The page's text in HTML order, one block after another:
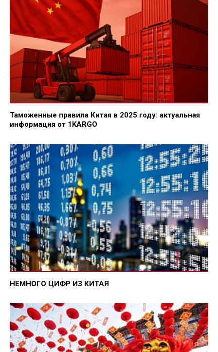
Таможенные правила Китая в 2025 году: актуальная
информация от 1KARGO
НЕМНОГО ЦИФР ИЗ КИТАЯ